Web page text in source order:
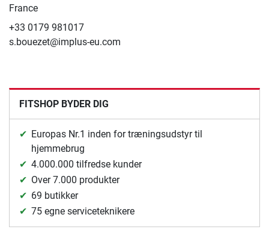
France
+33 0179 981017
s.bouezet@implus-eu.com
FITSHOP BYDER DIG
Europas Nr.1 inden for træningsudstyr til
hjemmebrug
4.000.000 tilfredse kunder
Over 7.000 produkter
69 butikker
75 egne serviceteknikere